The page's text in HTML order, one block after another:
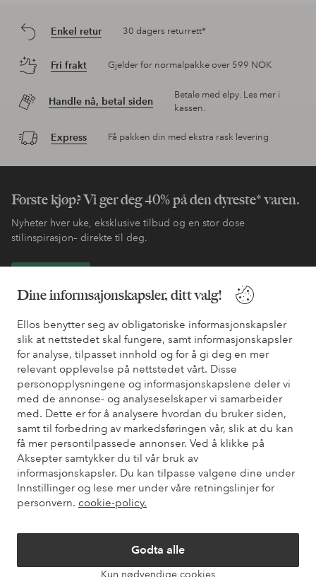
Dine informsajonskapsler, ditt valg!
Ellos benytter seg av obligatoriske informasjonskapsler
slik at nettstedet skal fungere, samt informasjonskapsler
for analyse, tilpasset innhold og for å gi deg en mer
relevant opplevelse på nettstedet vårt. Disse
personopplysningene og informasjonskapslene deler vi
med de annonse- og analyseselskaper vi samarbeider
med. Dette er for å analysere hvordan du bruker siden,
samt til forbedring av markedsføringen vår, slik at du kan
få mer persontilpassede annonser. Ved å klikke på
Aksepter samtykker du til vår bruk av
informasjonskapsler. Du kan tilpasse valgene dine under
Innstillinger og lese mer under våre retningslinjer for
personvern. cookie-policy.
Godta alle
Kun nødvendige cookies
Enkel retur 30 dagers returrett*
Fri frakt Gjelder for normalpakke over 599 NOK
Handle nå, betal siden
Betale med elpy. Les mer i
kassen.
Express Få pakken din med ekstra rask levering
Første kjøp? Vi ger deg 40% på den dyreste* varen.
Nyheter hver uke, eksklusive tilbud og en stor dose
stilinspirasjon– direkte til deg.
Trenger du hjelp?
Du finner svar på de vanligste spørsmålene i vår FAQ. Du finner
også informasjon om hvordan du kan kontakte oss.
Kundeservice Bestilling Betalingsmåte
Mine sider
Om Ellos